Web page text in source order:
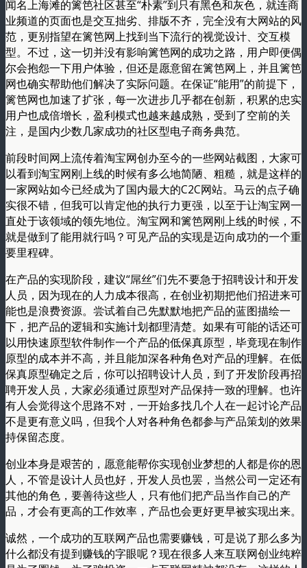
闻名上海滩的篱笆社区甚至“朴素”到只有黑色和灰色，就连商
业频道的页面也是交互拙劣、排版不齐，完全没有大网站的风
范，更别指望在篱笆网上找到当下流行的视觉设计、交互模
型。不过，这一切并没有影响篱笆网的成功之路，用户即便偶
尔会抱怨一下用户体验，但还是愿意留在篱笆网上，并且篱笆
网也确实帮助他们解决了实际问题。在保证“能用”的前提下，
篱笆网也加速了扩张，每一次进步几乎都在创新，积累的忠实
用户也成倍增长，盈利模式也越来越成熟，受到了空前的关
注，是国内少数几家成功的社区型电子商务典范。
前段时间网上流传着淘宝网创办至今的一些网站截图，大家可
以看到淘宝网刚上线的时候有多么地简陋、粗糙，就是这样的
一家网站如今已经成为了国内最大的C2C网站。马云的点子确
实很不错，但我可以肯定他的执行力更强，以至于让淘宝网一
直处于该领域的领先地位。淘宝网和篱笆网刚上线的时候，不
就是做到了能用就行吗？可见产品的实现是迈向成功的一个重
要里程碑。
在产品的实现阶段，建议“屌丝”们先不要急于招聘设计和开发
人员，因为现在的人力成本很高，在创业初期把他们招进来可
能也是浪费资源。尝试着自己先默默地把产品的蓝图描绘一
下，把产品的逻辑和实施计划都理清楚。如果有可能的话还可
以用快速原型软件制作一个产品的低保真原型，毕竟现在制作
原型的成本并不高，并且能加深各种角色对产品的理解。在低
保真原型确定之后，你可以招聘设计人员，到了开发阶段再招
聘开发人员，大家必须通过原型对产品保持一致的理解。也许
有人会觉得这个思路不对，一开始多找几个人在一起讨论产品
不是更有意义吗，但我个人对各种角色都参与产品策划的效果
持保留态度。
创业本身是艰苦的，愿意能帮你实现创业梦想的人都是你的恩
人，不管是设计人员也好，开发人员也罢，当然公司一定还有
其他的角色，要善待这些人，只有他们把产品当作自己的产
品，才会有更高的工作效率，产品也会更好更早被实现出来。
诚然，一个成功的互联网产品也需要赚钱，可是说了那么多为
什么都没有提到赚钱的字眼呢？现在很多人来互联网创业纯粹